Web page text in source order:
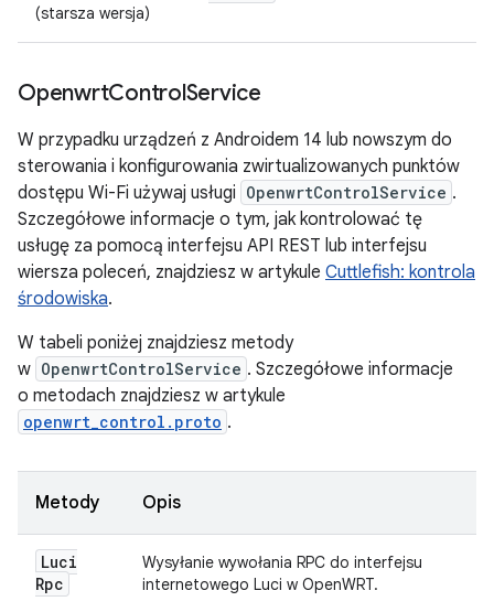
(starsza wersja)
OpenwrtControlService
W przypadku urządzeń z Androidem 14 lub nowszym do
sterowania i konfigurowania zwirtualizowanych punktów
dostępu Wi-Fi używaj usługi OpenwrtControlService .
Szczegółowe informacje o tym, jak kontrolować tę
usługę za pomocą interfejsu API REST lub interfejsu
wiersza poleceń, znajdziesz w artykule Cuttlefish: kontrola
środowiska.
W tabeli poniżej znajdziesz metody
w OpenwrtControlService . Szczegółowe informacje
o metodach znajdziesz w artykule
openwrt_control.proto .
Metody Opis
Luci
Rpc
Wysyłanie wywołania RPC do interfejsu
internetowego Luci w OpenWRT.